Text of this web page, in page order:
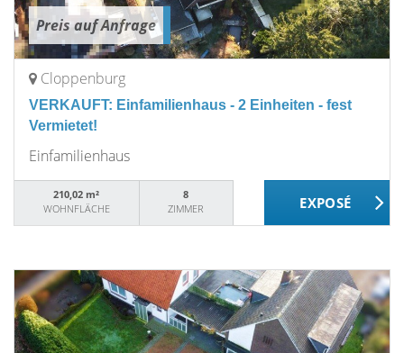
Preis auf Anfrage
Cloppenburg
VERKAUFT: Einfamilienhaus - 2 Einheiten - fest
Vermietet!
Einfamilienhaus
210,02 m²
WOHNFLÄCHE
8
ZIMMER